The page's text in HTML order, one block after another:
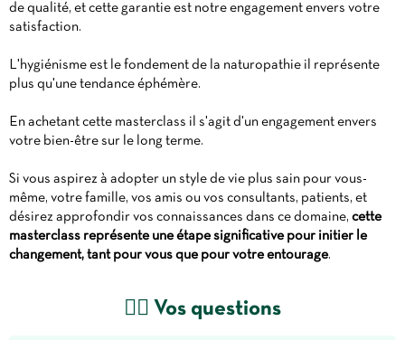
de qualité, et cette garantie est notre engagement envers votre
satisfaction.
L'hygiénisme est le fondement de la naturopathie il représente
plus qu'une tendance éphémère.
En achetant cette masterclass il s'agit d'un engagement envers
votre bien-être sur le long terme.
Si vous aspirez à adopter un style de vie plus sain pour vous-
même, votre famille, vos amis ou vos consultants, patients, et
désirez approfondir vos connaissances dans ce domaine, cette
masterclass représente une étape significative pour initier le
changement, tant pour vous que pour votre entourage.
🙋‍♀️ Vos questions